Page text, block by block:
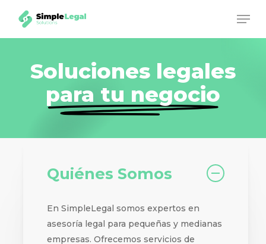
main
Soluciones legales
para tu negocio
Quiénes Somos
En SimpleLegal somos expertos en
asesoría legal para pequeñas y medianas
empresas. Ofrecemos servicios de
Close